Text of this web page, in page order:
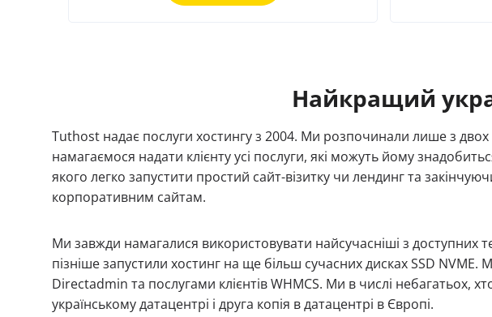
Найкращий
Tuthost надає послуги хостингу з 2004. Ми розпочинали лише з двох
намагаємося надати клієнту усі послуги, які можуть йому
якого легко запустити простий сайт-візитку чи лендинг та
корпоративним сайтам.
Ми завжди намагалися використовувати найсучасніші з доступних
пізніше запустили хостинг на ще більш сучасних дисках SSD
Directadmin та послугами клієнтів WHMCS. Ми в числі небагатьох,
українському датацентрі і друга копія в датацентрі в Європі.